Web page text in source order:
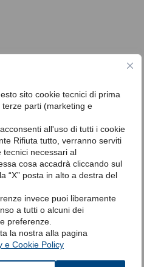
sito cookie tecnici di prima
parti (marketing e
all'uso di tutti i cookie
Rifiuta tutto, verranno serviti
tecnici necessari al
cosa accadrà cliccando sul
“X” posta in alto a destra del
invece puoi liberamente
a tutti o alcuni dei
preferenze.
la nostra alla pagina
e Cookie Policy
efficace dell’ipercapnia e
dalla causa sottostante
correlate.